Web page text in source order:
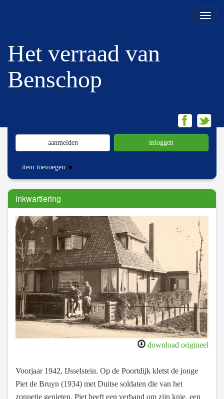
Menu
Het verraad van
Benschop
aanmelden inloggen
item toevoegen
Inkwartiering
download origineel
Voorjaar 1942, IJsselstein. Op de Poortdijk kletst de jonge
Piet de Bruyn (1934) met Duitse soldaten die van het
zonnetje genieten. Piet heeft een verband om zijn knie, een